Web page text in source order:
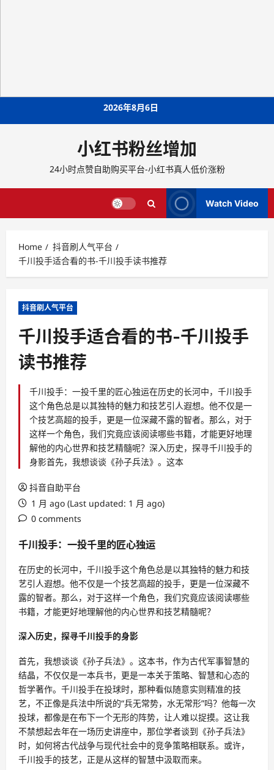
2026年8月6日
小红书粉丝增加
24小时点赞自助购买平台-小红书真人低价涨粉
Watch Video
Home
抖音刷人气平台
千川投手适合看的书-千川投手读书推荐
抖音刷人气平台
千川投手适合看的书-千川投手
读书推荐
千川投手：一投千里的匠心独运在历史的长河中，千川投手
这个角色总是以其独特的魅力和技艺引人遐想。他不仅是一
个技艺高超的投手，更是一位深藏不露的智者。那么，对于
这样一个角色，我们究竟应该阅读哪些书籍，才能更好地理
解他的内心世界和技艺精髓呢？深入历史，探寻千川投手的
身影首先，我想谈谈《孙子兵法》。这本
抖音自助平台
1 月 ago (Last updated: 1 月 ago)
0 comments
千川投手：一投千里的匠心独运
在历史的长河中，千川投手这个角色总是以其独特的魅力和技
艺引人遐想。他不仅是一个技艺高超的投手，更是一位深藏不
露的智者。那么，对于这样一个角色，我们究竟应该阅读哪些
书籍，才能更好地理解他的内心世界和技艺精髓呢？
深入历史，探寻千川投手的身影
首先，我想谈谈《孙子兵法》。这本书，作为古代军事智慧的
结晶，不仅仅是一本兵书，更是一本关于策略、智慧和心态的
哲学著作。千川投手在投球时，那种看似随意实则精准的技
艺，不正像是兵法中所说的“兵无常势，水无常形”吗？他每一次
投球，都像是在布下一个无形的阵势，让人难以捉摸。这让我
不禁想起去年在一场历史讲座中，那位学者谈到《孙子兵法》
时，如何将古代战争与现代社会中的竞争策略相联系。或许，
千川投手的技艺，正是从这样的智慧中汲取而来。